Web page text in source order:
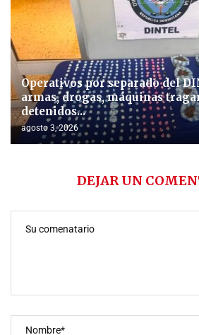
Operativos por separado del
armas, drogas, máquinas
detenidos...
agosto 3, 2026
DEJAR UN